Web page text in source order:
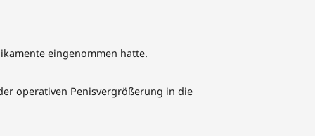
eingenommen hatte.
operativen Penisvergrößerung in die